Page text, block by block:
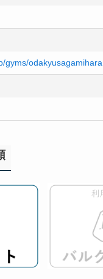
gyms/odakyusagamihara